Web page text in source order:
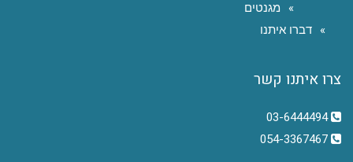
מגנטים
דברו איתנו
צרו איתנו קשר
03-6444494